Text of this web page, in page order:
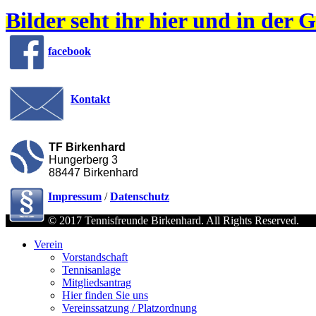
Bilder seht ihr hier und in der
facebook
Kontakt
TF Birkenhard
Hungerberg 3
88447 Birkenhard
Impressum /Datenschutz
© 2017 Tennisfreunde Birkenhard. All Rights Reserved.
Verein
Vorstandschaft
Tennisanlage
Mitgliedsantrag
Hier finden Sie uns
Vereinssatzung / Platzordnung